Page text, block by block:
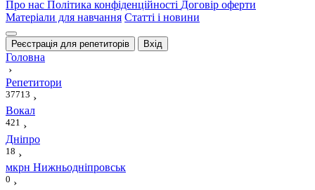
Про нас Політика конфіденційності Договір оферти
Матеріали для навчання Статті і новини
Реєстрація для репетиторів Вхід
Головна
›
Репетитори
37713 ›
Вокал
421 ›
Дніпро
18 ›
мкрн Нижньодніпровськ
0 ›